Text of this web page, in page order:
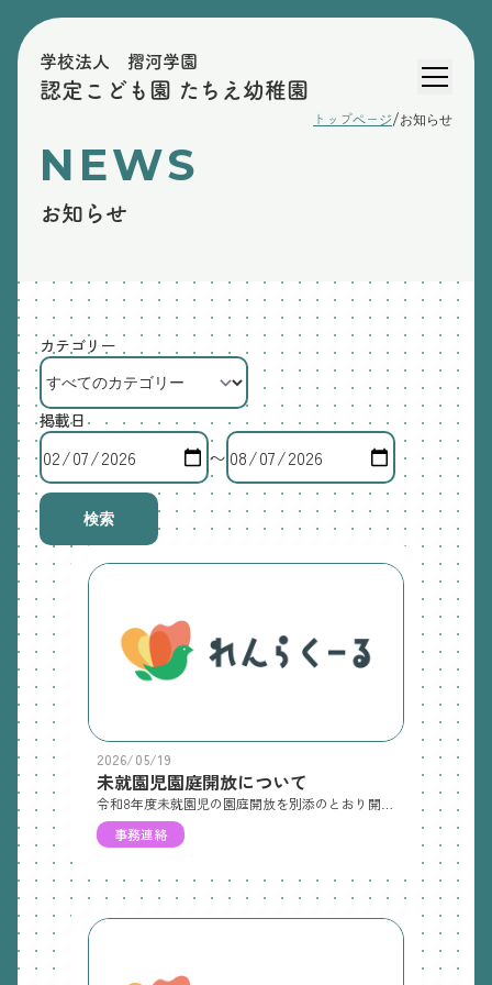
学校法人 摺河学園
認定こども園 たちえ幼稚園
トップページ/お知らせ
NEWS
お知らせ
カテゴリー
掲載日
〜
検索
2026/05/19
未就園児園庭開放について
事務連絡